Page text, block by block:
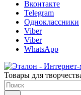
Вконтакте
Telegram
Одноклассники
Viber
Viber
WhatsApp
Товары для